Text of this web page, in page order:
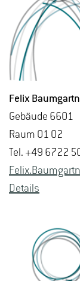
Felix
Ge­bäu­de 6601
Raum 01 02
Tel. +49 6722
De­tails